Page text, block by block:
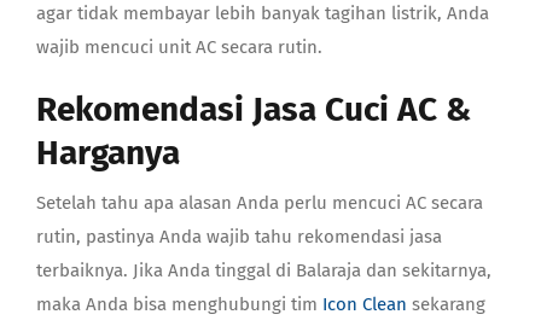
agar tidak membayar lebih banyak tagihan listrik, Anda
wajib mencuci unit AC secara rutin.
Rekomendasi Jasa Cuci AC &
Harganya
Setelah tahu apa alasan Anda perlu mencuci AC secara
rutin, pastinya Anda wajib tahu rekomendasi jasa
terbaiknya. Jika Anda tinggal di Balaraja dan sekitarnya,
maka Anda bisa menghubungi tim Icon Clean sekarang